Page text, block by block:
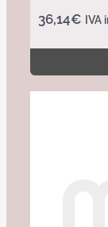
36,14€ IVA